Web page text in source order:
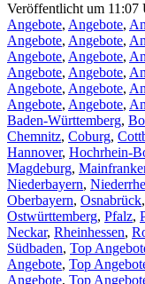
Veröffentlicht um 11:07
Angebote, Angebote,
Angebote, Angebote,
Angebote, Angebote,
Angebote, Angebote,
Angebote, Angebote,
Angebote, Angebote,
Baden-Württemberg,
Chemnitz, Coburg,
Hannover, Hochrhein-
Magdeburg,
Niederbayern,
Oberbayern, Osnabrück,
Ostwürttemberg, Pfalz,
Neckar, Rheinhessen,
Südbaden, Top
Angebote, Top
Angebote, Top